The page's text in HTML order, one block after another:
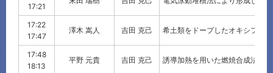
17:21
17:22
17:47
澤木 嵩人 吉田 克己 希土類をドープしたオキシフッ
17:48
18:13
平野 元貴 吉田 克己 誘導加熱を用いた燃焼合成法に